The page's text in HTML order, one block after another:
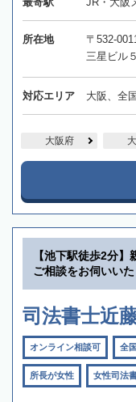
所在地
〒532-
三星ビル
対応エリア 大阪、全
大阪府
【池下駅徒歩2分
ご相談をお伺いい
司法書士近
オンライン相談可 全
所長が女性 女性司法